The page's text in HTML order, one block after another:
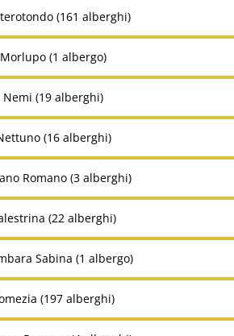
(161 alberghi)
Morlupo (1 albergo)
Nemi (19 alberghi)
(16 alberghi)
Romano (3 alberghi)
(22 alberghi)
Sabina (1 albergo)
(197 alberghi)